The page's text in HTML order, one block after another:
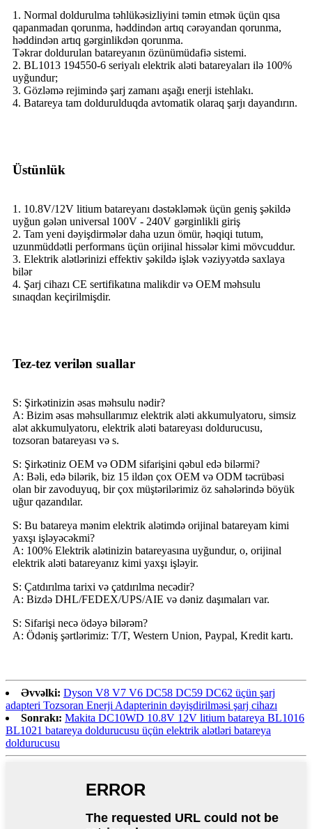
1. Normal doldurulma təhlükəsizliyini təmin etmək üçün qısa
qapanmadan qorunma, həddindən artıq cərəyandan qorunma,
həddindən artıq gərginlikdən qorunma.
Təkrar doldurulan batareyanın özünümüdafiə sistemi.
2. BL1013 194550-6 seriyalı elektrik aləti batareyaları ilə 100%
uyğundur;
3. Gözləmə rejimində şarj zamanı aşağı enerji istehlakı.
4. Batareya tam doldurulduqda avtomatik olaraq şarjı dayandırın.
Üstünlük
1. 10.8V/12V litium batareyanı dəstəkləmək üçün geniş şəkildə
uyğun gələn universal 100V - 240V gərginlikli giriş
2. Tam yeni dəyişdirmələr daha uzun ömür, həqiqi tutum,
uzunmüddətli performans üçün orijinal hissələr kimi mövcuddur.
3. Elektrik alətlərinizi effektiv şəkildə işlək vəziyyətdə saxlaya
bilər
4. Şarj cihazı CE sertifikatına malikdir və OEM məhsulu
sınaqdan keçirilmişdir.
Tez-tez verilən suallar
S: Şirkətinizin əsas məhsulu nədir?
A: Bizim əsas məhsullarımız elektrik aləti akkumulyatoru, simsiz
alət akkumulyatoru, elektrik aləti batareyası doldurucusu,
tozsoran batareyası və s.
S: Şirkətiniz OEM və ODM sifarişini qəbul edə bilərmi?
A: Bəli, edə bilərik, biz 15 ildən çox OEM və ODM təcrübəsi
olan bir zavoduyuq, bir çox müştərilərimiz öz sahələrində böyük
uğur qazandılar.
S: Bu batareya mənim elektrik alətimdə orijinal batareyam kimi
yaxşı işləyəcəkmi?
A: 100% Elektrik alətinizin batareyasına uyğundur, o, orijinal
elektrik aləti batareyanız kimi yaxşı işləyir.
S: Çatdırılma tarixi və çatdırılma necədir?
A: Bizdə DHL/FEDEX/UPS/AIE və dəniz daşımaları var.
S: Sifarişi necə ödəyə bilərəm?
A: Ödəniş şərtlərimiz: T/T, Western Union, Paypal, Kredit kartı.
Əvvəlki: Dyson V8 V7 V6 DC58 DC59 DC62 üçün şarj
adapteri Tozsoran Enerji Adapterinin dəyişdirilməsi şarj cihazı
Sonrakı: Makita DC10WD 10.8V 12V litium batareya BL1016
BL1021 batareya doldurucusu üçün elektrik alətləri batareya
doldurucusu